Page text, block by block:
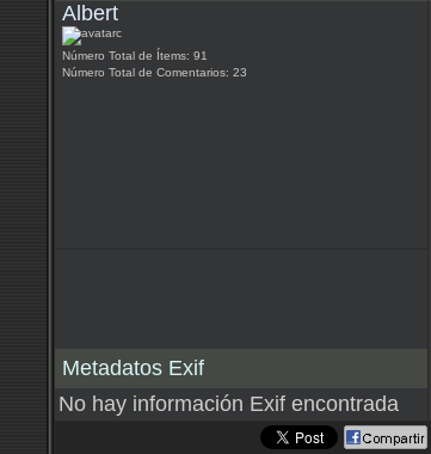
Albert
Número Total de Ítems: 91
Número Total de Comentarios: 23
Metadatos Exif
No hay información Exif encontrada